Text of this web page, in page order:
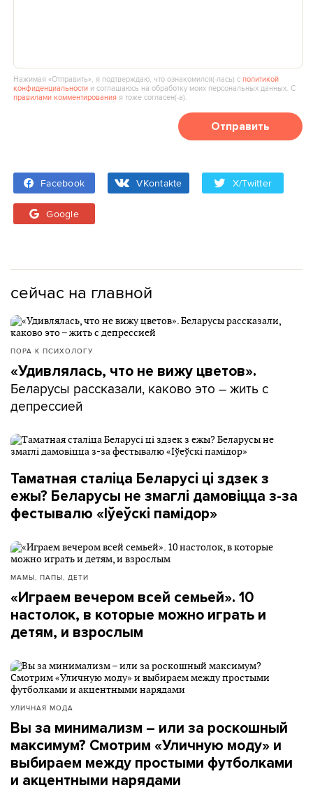
Нажимая «Отправить», я подтверждаю, что ознакомился(‑лась) сполитикой
конфиденциальности и соглашаюсь на обработку моих персональных данных. С
правилами комментирования я тоже согласен(‑а).
Отправить
Facebook VKontakte X/Twitter
Google
сейчас на главной
ПОРА К ПСИХОЛОГУ
«Удивлялась, что не вижу цветов».
Беларусы рассказали, каково это – жить с
депрессией
Таматная сталіца Беларусі ці здзек з
ежы? Беларусы не змаглі дамовіцца з-за
фестывалю «Іўеўскі памідор»
МАМЫ, ПАПЫ, ДЕТИ
«Играем вечером всей семьей». 10
настолок, в которые можно играть и
детям, и взрослым
УЛИЧНАЯ МОДА
Вы за минимализм – или за роскошный
максимум? Смотрим «Уличную моду» и
выбираем между простыми футболками
и акцентными нарядами